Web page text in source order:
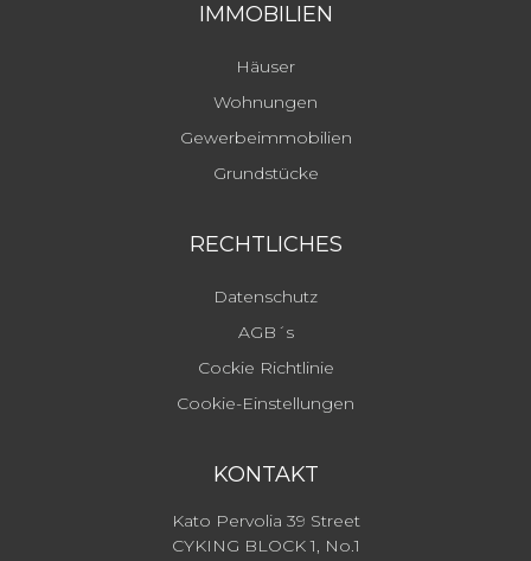
IMMOBILIEN
Häuser
Wohnungen
Gewerbeimmobilien
Grundstücke
RECHTLICHES
Datenschutz
AGB´s
Cockie Richtlinie
Cookie-Einstellungen
KONTAKT
Kato Pervolia 39 Street
CYKING BLOCK 1, No.1